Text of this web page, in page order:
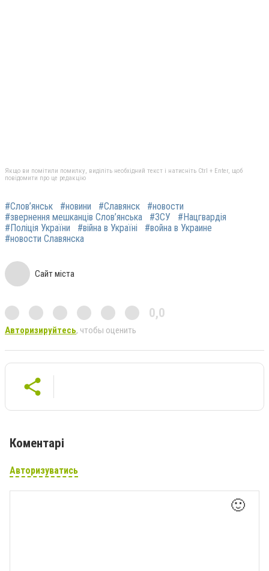
Якщо ви помітили помилку, виділіть необхідний текст і натисніть Ctrl + Enter, щоб
повідомити про це редакцію
#Слов’янськ #новини #Славянск
#новости
#звернення мешканців Слов’янська
#ЗСУ
#Нацгвардія
#Поліція України
#війна в Україні
#война в Украине
#новости Славянска
Сайт міста
0,0
Авторизируйтесь, чтобы оценить
Коментарі
Авторизуватись
🙂